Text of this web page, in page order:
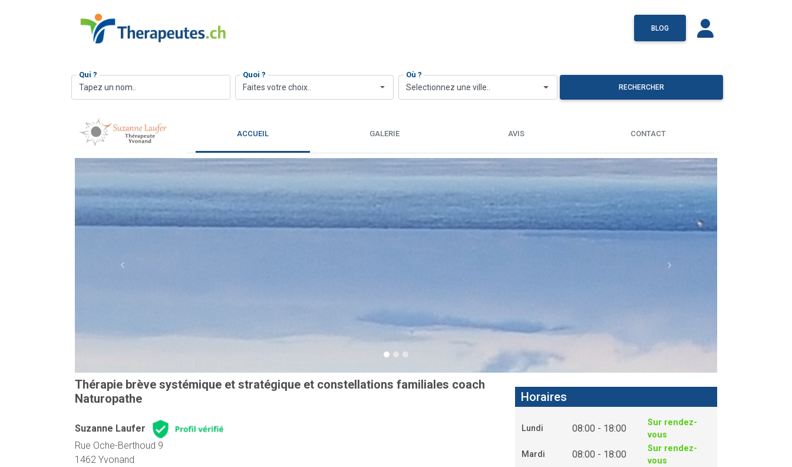
BLOG
Qui ? Quoi ?
Faites votre choix..
Où ?
Selectionnez une ville.. RECHERCHER
ACCUEIL GALERIE AVIS CONTACT
Previous Next
Thérapie brève systémique et stratégique et constellations familiales coach
Naturopathe
Suzanne Laufer
Rue Oche-Berthoud 9
1462 Yvonand
Horaires
Lundi 08:00 - 18:00
Sur rendez-
vous
Mardi
08:00 - 18:00
Sur rendez-
vous